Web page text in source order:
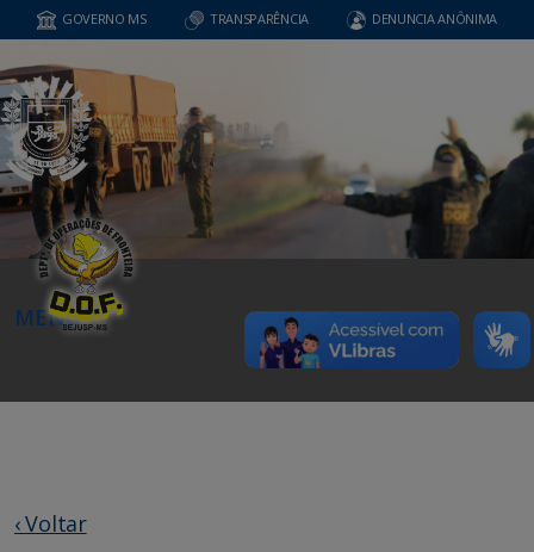
GOVERNO MS TRANSPARÊNCIA DENUNCIA ANÔNIMA
MENU
‹ Voltar